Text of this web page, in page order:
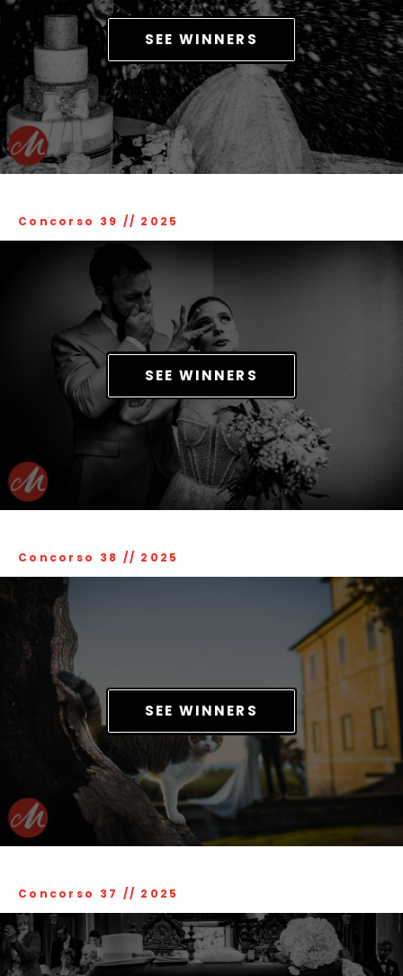
SEE WINNERS
Concorso 39 // 2025
SEE WINNERS
Concorso 38 // 2025
SEE WINNERS
Concorso 37 // 2025